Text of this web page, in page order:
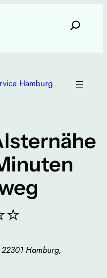
Hamburg
Hamburg,